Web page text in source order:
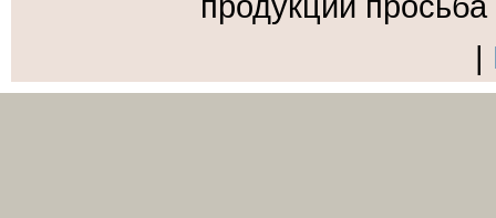
|